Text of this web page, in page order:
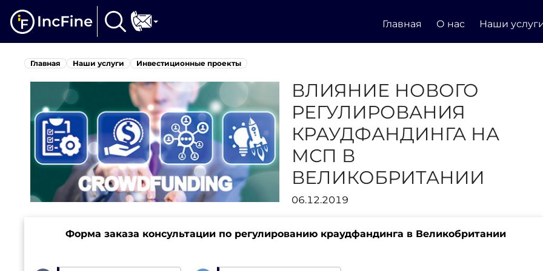
Главная О нас Наши
Главная Наши услуги Инвестиционные проекты
ВЛИЯНИЕ НОВОГО
РЕГУЛИРОВАНИЯ
КРАУДФАНДИНГА НА
МСП В
ВЕЛИКОБРИТАНИИ
06.12.2019
Форма заказа консультации по регулированию краудфандинга в Великобритании